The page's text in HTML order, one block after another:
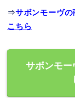
⇒サボンモーヴ
こちら
サボンモー